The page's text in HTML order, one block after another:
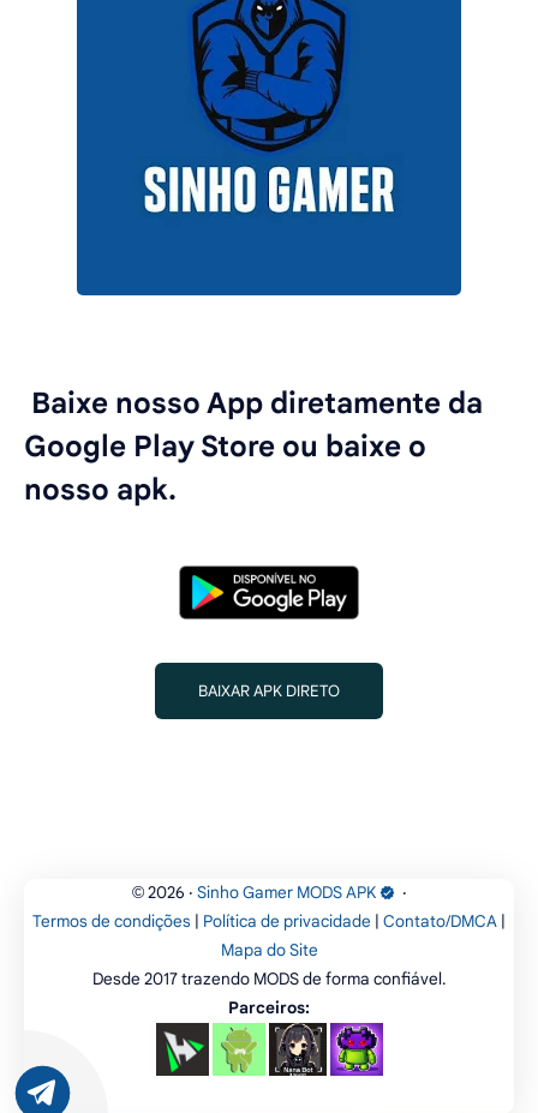
Baixe nosso App diretamente da
Google Play Store ou baixe o
nosso apk.
BAIXAR APK DIRETO
© 2026 ‧ Sinho Gamer MODS APK
‧
Termos de condições | Política de privacidade | Contato/DMCA |
Mapa do Site
Desde 2017 trazendo MODS de forma confiável.
Parceiros: